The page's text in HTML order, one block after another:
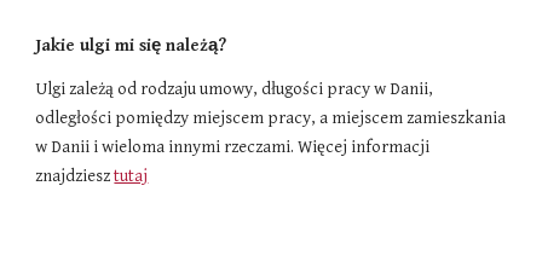
Jakie ulgi mi się należą?
Ulgi zależą od rodzaju umowy, długości pracy w Danii,
odległości pomiędzy miejscem pracy, a miejscem zamieszkania
w Danii i wieloma innymi rzeczami. Więcej informacji
znajdziesztutaj